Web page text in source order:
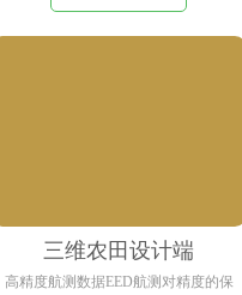
三维农田设计端
高精度航测数据EED航测对精度的保